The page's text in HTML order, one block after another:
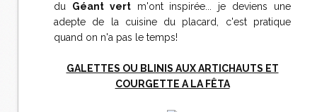
du Géant vertm'ont inspirée... je deviens une
adepte de la cuisine du placard, c'est pratique
quand on n'a pas le temps!
GALETTES OU BLINIS AUX ARTICHAUTS ET
COURGETTE A LA FÊTA